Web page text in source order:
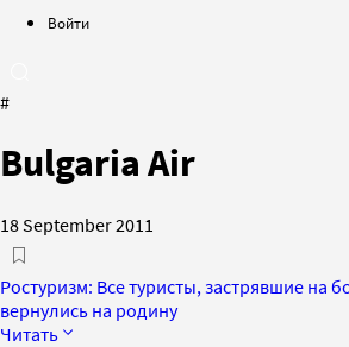
Войти
#
Bulgaria Air
18 September 2011
Ростуризм: Все туристы, застрявшие на
вернулись на родину
Читать